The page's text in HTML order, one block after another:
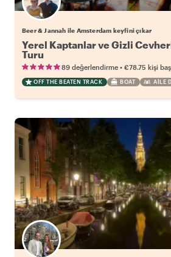
Beer & Jannah ile Amsterdam keyfini çıkar
Yerel Kaptanlar ve Gizli
Turu
89 değerlendirme • €78.75 kişi
OFF THE BEATEN TRACK BOAT AILE